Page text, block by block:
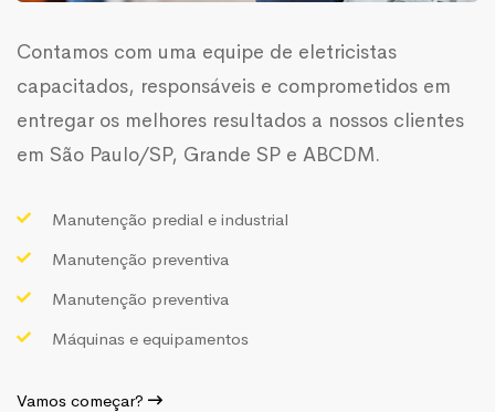
Contamos com uma equipe de eletricistas
capacitados, responsáveis e comprometidos em
entregar os melhores resultados a nossos clientes
em São Paulo/SP, Grande SP e ABCDM.
Manutenção predial e industrial
Manutenção preventiva
Manutenção preventiva
Máquinas e equipamentos
Vamos começar?